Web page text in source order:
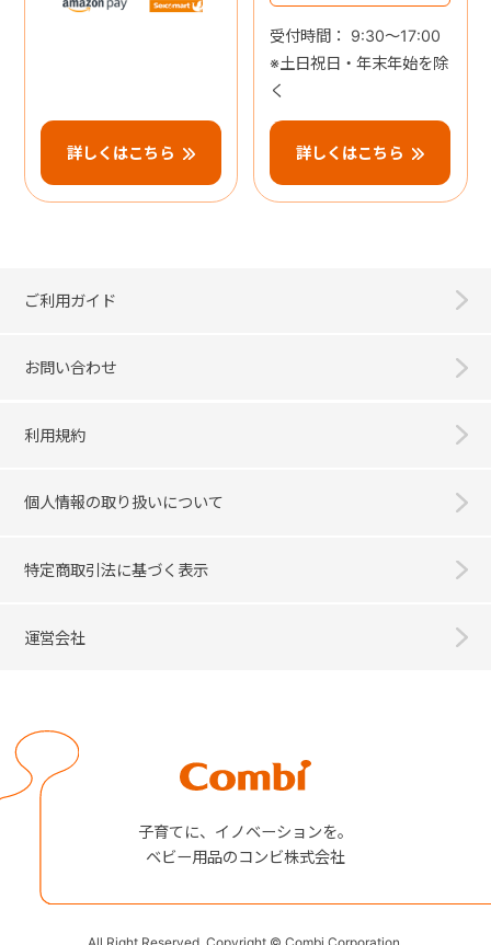
詳しくはこちら
受付時間： 9:30～17:00
※土日祝日・年末年始を除
く
詳しくはこちら
ご利用ガイド
お問い合わせ
利用規約
個人情報の取り扱いについて
特定商取引法に基づく表示
運営会社
子育てに、イノベーションを。
ベビー用品のコンビ株式会社